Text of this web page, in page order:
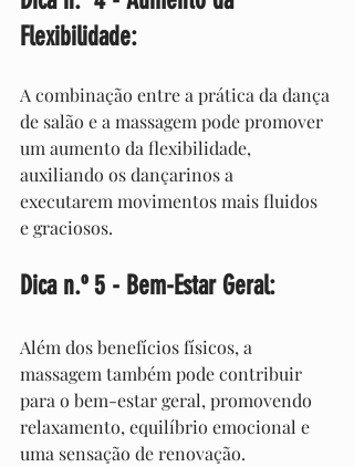
Flexibilidade:
A combinação entre a prática da dança
de salão e a massagem pode promover
um aumento da flexibilidade,
auxiliando os dançarinos a
executarem movimentos mais fluidos
e graciosos.
Dica n.º 5 - Bem-Estar Geral:
Além dos benefícios físicos, a
massagem também pode contribuir
para o bem-estar geral, promovendo
relaxamento, equilíbrio emocional e
uma sensação de renovação.